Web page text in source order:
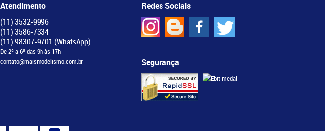
Atendimento
(11)3532-9996
(11)3586-7334
(11)98307-9701 (WhatsApp)
De 2ª a 6ª das 9h às 17h
contato@maismodelismo.com.br
Redes Sociais
Segurança